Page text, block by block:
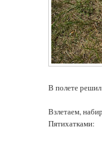
В полете
Взлетаем,
Пятихатками: